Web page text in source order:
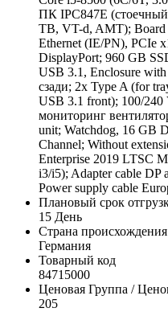
ПК IPC847E
TB, VT-d, AMT); Board
Ethernet (IE/PN), PCIe
DisplayPort; 960 GB
USB 3.1, Enclosure
сзади; 2x Type A (for
USB 3.1 front); 100/
мониторинг
unit; Watchdog, 16 GB
Channel; Without
Enterprise 2019 LTSC
i3/i5); Adapter cable DP
Power supply cable
Плановый срок
15 День
Страна происхождения
Германия
Товарный код
84715000
Ценовая Группа /
205